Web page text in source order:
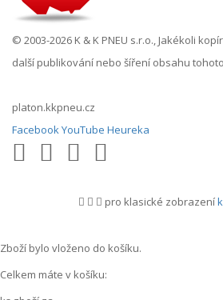
© 2003-2026 K & K PNEU s.r.o., Jakékoli
další publikování nebo šíření obsahu
platon.kkpneu.cz
FacebookYouTube Heureka
pro klasické zobrazení
Zboží bylo vloženo do košíku.
Celkem máte v košíku: